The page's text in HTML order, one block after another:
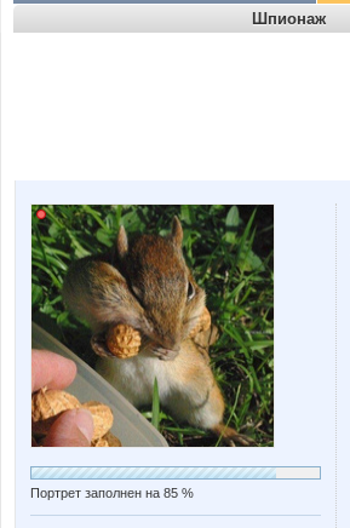
Шпионаж
Портрет заполнен на 85 %